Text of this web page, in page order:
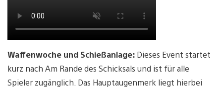
Waffenwoche und Schießanlage: Dieses Event startet
kurz nach Am Rande des Schicksals und ist für alle
Spieler zugänglich. Das Hauptaugenmerk liegt hierbei